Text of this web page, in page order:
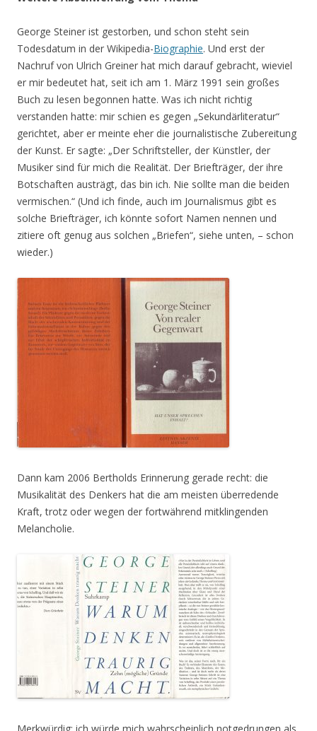
George Steiner ist gestorben, und schon steht sein
Todesdatum in der Wikipedia-Biographie. Und erst der
Nachruf von Ulrich Greiner hat mich darauf gebracht, wieviel
er mir bedeutet hat, seit ich am 1. März 1991 sein großes
Buch zu lesen begonnen hatte. Was ich nicht richtig
verstanden hatte: mir schien es gegen „Sekundärliteratur“
gerichtet, aber er meinte eher die journalistische Zubereitung
der Kunst. Er sagte: „Der Schriftsteller, der Künstler, der
Musiker sind für mich die Realität. Der Briefträger, der ihre
Botschaften austrägt, das bin ich. Nie sollte man die beiden
vermischen.“ (Und ich finde, auch im Journalismus gibt es
solche Briefträger, ich könnte sofort Namen nennen und
zitiere oft genug aus solchen „Briefen“, siehe unten, – schon
wieder.)
Dann kam 2006 Bertholds Erinnerung gerade recht: die
Musikalität des Denkers hat die am meisten überredende
Kraft, trotz oder wegen der fortwährend mitklingenden
Melancholie.